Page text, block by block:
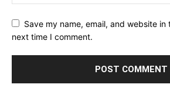
Save my name, email, and website
next time I comment.